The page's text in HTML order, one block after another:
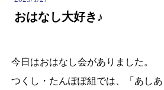
おはなし大好き♪
今日はおはなし会がありました。
つくし・たんぽぽ組では、「あし